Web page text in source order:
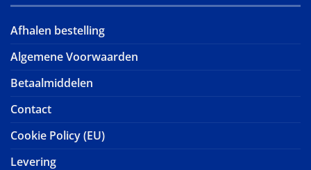
Afhalen bestelling
Algemene Voorwaarden
Betaalmiddelen
Contact
Cookie Policy (EU)
Levering